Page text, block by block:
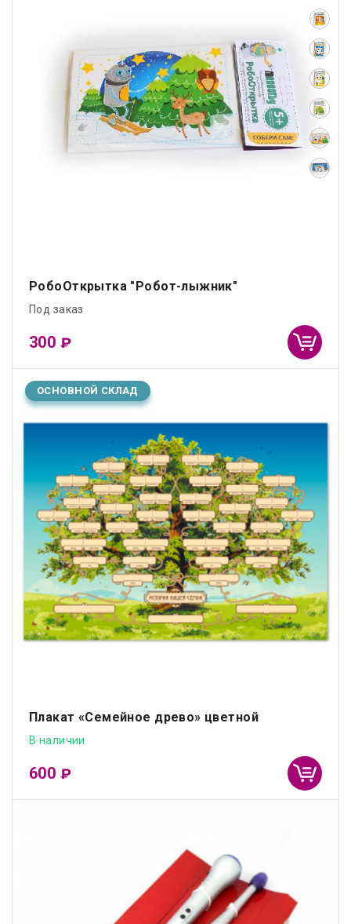
РобоОткрытка "Робот-лыжник"
Под заказ
300 ₽
ОСНОВНОЙ СКЛАД
Плакат «Семейное древо» цветной
В наличии
600 ₽